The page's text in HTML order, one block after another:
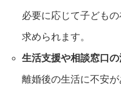
必要に応じて子ども
求められます。
生活支援や相談窓口の
離婚後の生活に不安